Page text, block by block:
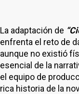
La adaptación de
enfrenta el reto de
aunque no existió
esencial de la
el equipo de
rica historia de la